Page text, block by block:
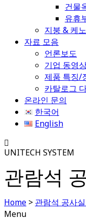
건물
유휴
지붕 & 케
자료 모음
언론보도
기업 동영
제품 특징/
카탈로그
온라인 문의
한국어
English
UNITECH SYSTEM
관람석
Home > 관람석 공사
Menu